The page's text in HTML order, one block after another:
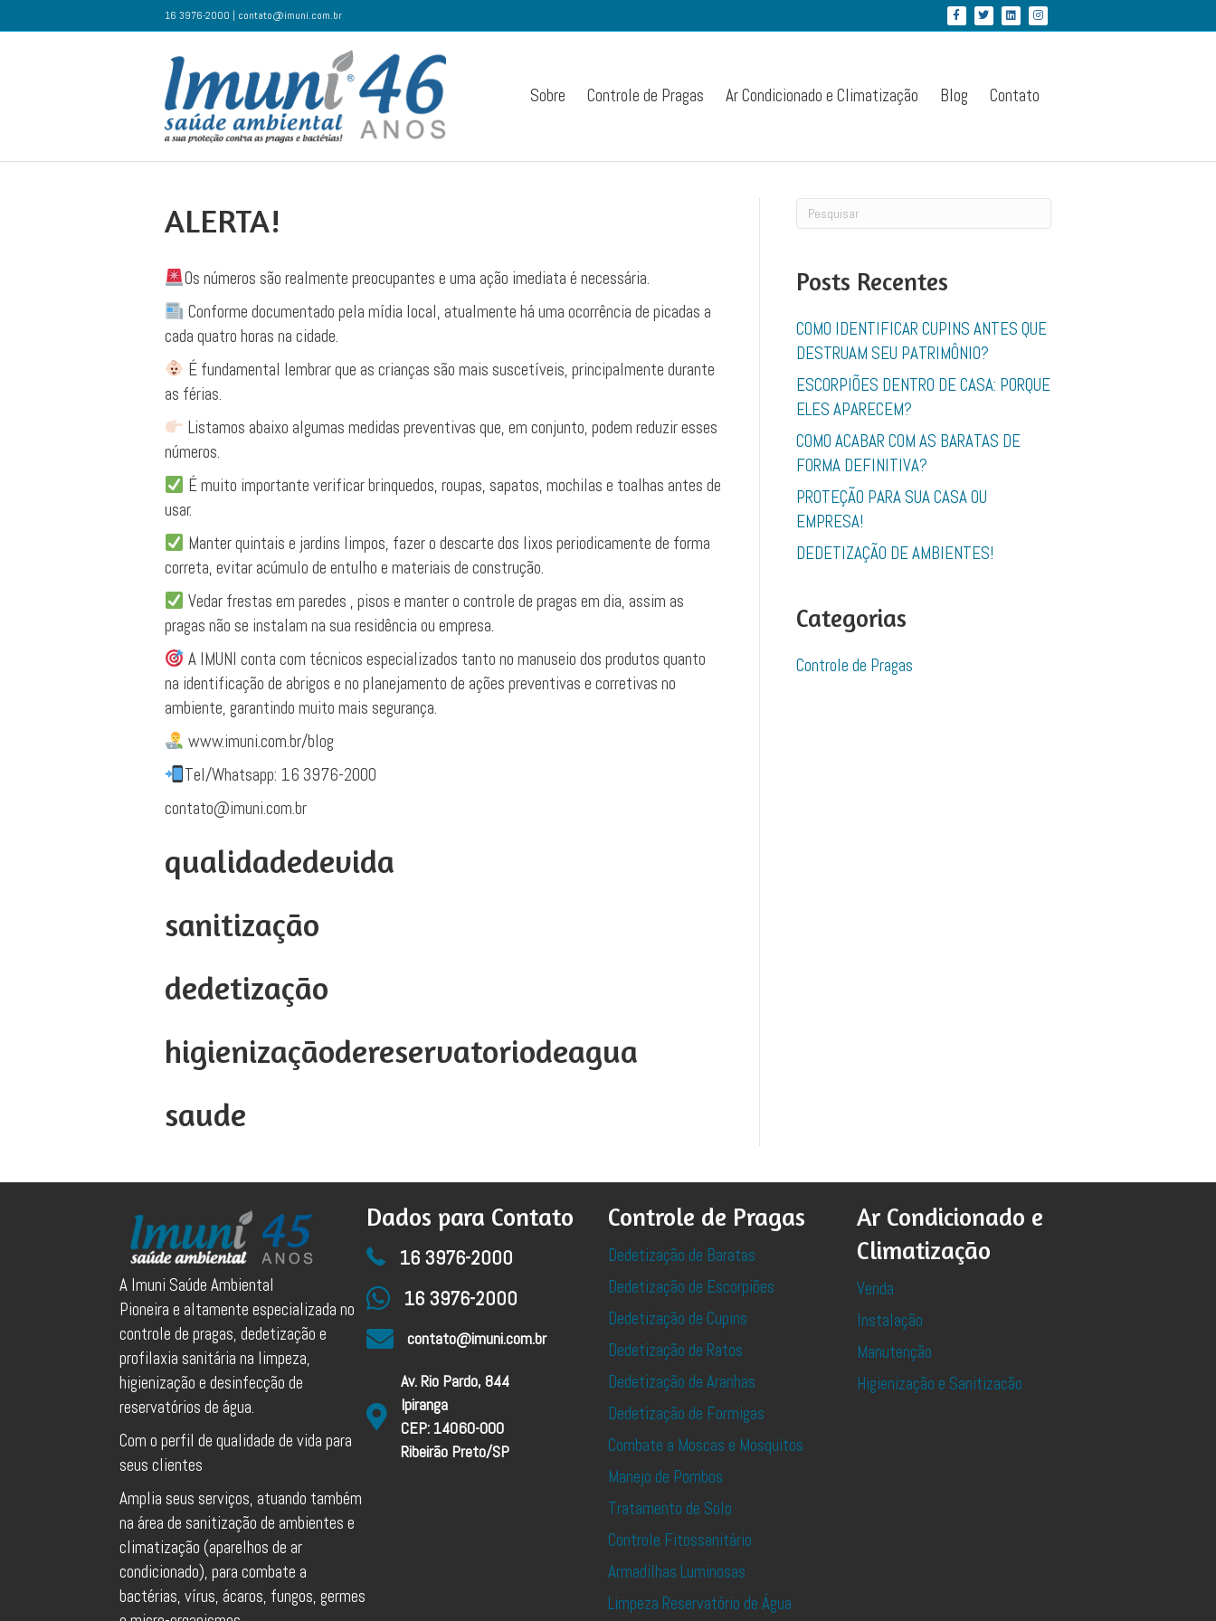
16 3976-2000 | contato@imuni.com.br FacebookTwitter Linkedin
Sobre Controle de Pragas Ar Condicionado e Climatização Blog Contato
ALERTA!
Os números são realmente preocupantes e uma ação imediata é necessária.
Conforme documentado pela mídia local, atualmente há uma ocorrência de picadas a
cada quatro horas na cidade.
É fundamental lembrar que as crianças são mais suscetíveis, principalmente durante
as férias.
Listamos abaixo algumas medidas preventivas que, em conjunto, podem reduzir esses
números.
É muito importante verificar brinquedos, roupas, sapatos, mochilas e toalhas antes de
usar.
Manter quintais e jardins limpos, fazer o descarte dos lixos periodicamente de forma
correta, evitar acúmulo de entulho e materiais de construção.
Vedar frestas em paredes , pisos e manter o controle de pragas em dia, assim as
pragas não se instalam na sua residência ou empresa.
A IMUNI conta com técnicos especializados tanto no manuseio dos produtos quanto
na identificação de abrigos e no planejamento de ações preventivas e corretivas no
ambiente, garantindo muito mais segurança.
www.imuni.com.br/blog
Tel/Whatsapp: 16 3976-2000
contato@imuni.com.br
qualidadedevida
sanitização
dedetização
higienizaçãodereservatoriodeagua
saude
Posts Recentes
COMO IDENTIFICAR CUPINS ANTES QUE
DESTRUAM SEU PATRIMÔNIO?
ESCORPIÕES DENTRO DE CASA: PORQUE
ELES APARECEM?
COMO ACABAR COM AS BARATAS DE
FORMA DEFINITIVA?
PROTEÇÃO PARA SUA CASA OU
EMPRESA!
DEDETIZAÇÃO DE AMBIENTES!
Categorias
Controle de Pragas
A Imuni Saúde Ambiental
Pioneira e altamente especializada no
controle de pragas, dedetização e
profilaxia sanitária na limpeza,
higienização e desinfecção de
reservatórios de água.
Com o perfil de qualidade de vida para
seus clientes
Amplia seus serviços, atuando também
na área de sanitização de ambientes e
climatização (aparelhos de ar
condicionado), para combate a
bactérias, vírus, ácaros, fungos, germes
Dados para Contato
16 3976-2000
16 3976-2000
contato@imuni.com.br
Av. Rio Pardo, 844
Ipiranga
CEP: 14060-000
Ribeirão Preto/SP
Controle de Pragas
Dedetização de Baratas
Dedetização de Escorpiões
Dedetização de Cupins
Dedetização de Ratos
Dedetização de Aranhas
Dedetização de Formigas
Combate a Moscas e Mosquitos
Manejo de Pombos
Tratamento de Solo
Controle Fitossanitário
Armadilhas Luminosas
Limpeza Reservatório de Água
Ar Condicionado e
Climatização
Venda
Instalação
Manutenção
Higienização e Sanitizacão